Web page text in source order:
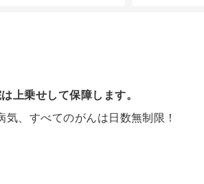
上乗せして保障します。
、すべてのがんは日数無制限！